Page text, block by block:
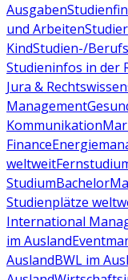
Ausgaben
und Arbeiten
KindStudien-/
Studieninfos in der
Jura &
Management
Kommunikation
Finance
weltweit
StudiumBachelor
Studienplätze
International
im Ausland
AuslandBWL im